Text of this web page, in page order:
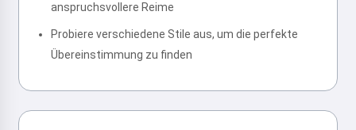
anspruchsvollere Reime
Probiere verschiedene Stile aus, um die perfekte
Übereinstimmung zu finden